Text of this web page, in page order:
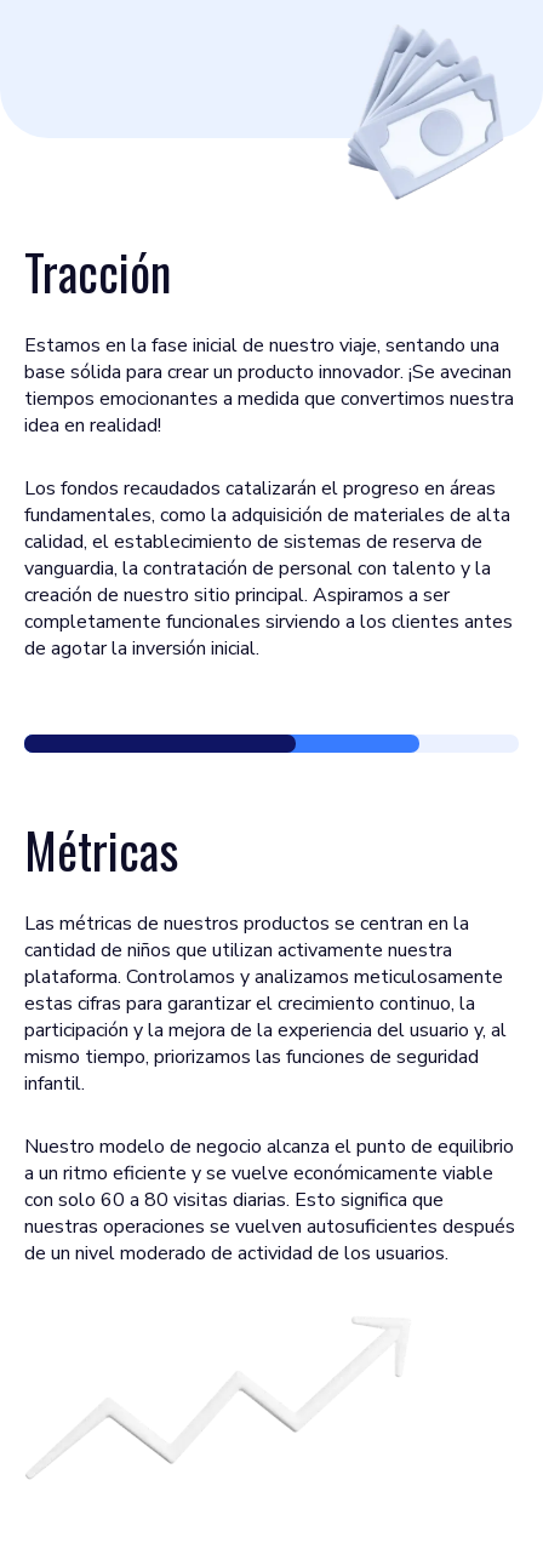
Tracción
Estamos en la fase inicial de nuestro viaje, sentando una
base sólida para crear un producto innovador. ¡Se avecinan
tiempos emocionantes a medida que convertimos nuestra
idea en realidad!
Los fondos recaudados catalizarán el progreso en áreas
fundamentales, como la adquisición de materiales de alta
calidad, el establecimiento de sistemas de reserva de
vanguardia, la contratación de personal con talento y la
creación de nuestro sitio principal. Aspiramos a ser
completamente funcionales sirviendo a los clientes antes
de agotar la inversión inicial.
Métricas
Las métricas de nuestros productos se centran en la
cantidad de niños que utilizan activamente nuestra
plataforma. Controlamos y analizamos meticulosamente
estas cifras para garantizar el crecimiento continuo, la
participación y la mejora de la experiencia del usuario y, al
mismo tiempo, priorizamos las funciones de seguridad
infantil.
Nuestro modelo de negocio alcanza el punto de equilibrio
a un ritmo eficiente y se vuelve económicamente viable
con solo 60 a 80 visitas diarias. Esto significa que
nuestras operaciones se vuelven autosuficientes después
de un nivel moderado de actividad de los usuarios.